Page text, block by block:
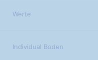
Werte
Individual Boden